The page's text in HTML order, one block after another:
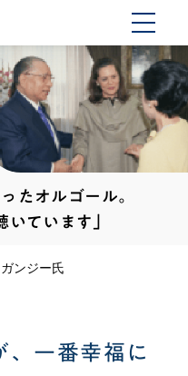
たオルゴール。
いています」
ンジー氏
、一番幸福に